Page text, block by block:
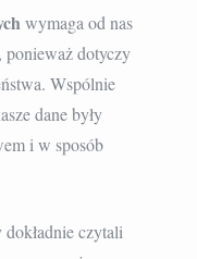
wymaga od nas
ponieważ dotyczy
Wspólnie
dane były
i w sposób
dokładnie czytali